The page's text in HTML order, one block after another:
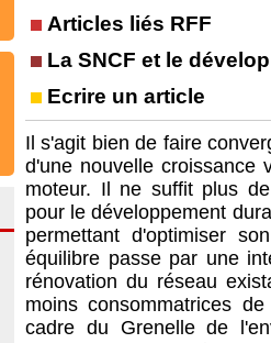
Articles liés RFF
La SNCF et le
Ecrire un article
Il s'agit bien de faire
d'une nouvelle croissance
moteur. Il ne suffit plus
pour le développement
permettant d'optimiser
équilibre passe par une
rénovation du réseau
moins consommatrices
cadre du Grenelle de